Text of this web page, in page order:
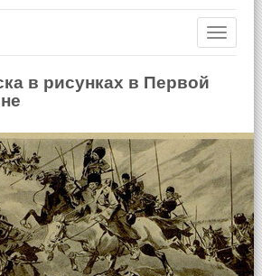
в рисунках в Первой